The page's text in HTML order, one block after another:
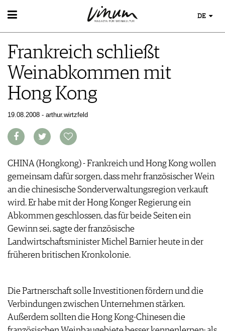
WEIN
WEINSUCHE
GUIDE WEINGÜTER
WINETRADECLUB
WEINE DES MONATS
TRINKREIFETABELLE
CLUB LES DOMAINES
WEINWISSEN
WEINREGIONEN
WEINGESCHICHTE
TIPPS & TRICKS
NEWS
EVENTS
EVENTKALENDER
AWARDS
EVENT-BILDER
ESSEN & TRINKEN
FOOD PAIRING TIPPS
FOOD PAIRING TABELLE
KULINARIK
HOTSPOTS
WEINREISEN
REPORTAGEN
WINEGUIDES
KLARTEXT
EXTRAS
ABO
ARCHIV
VORTEILSWELT
MEDIATHEK
APPS
NEWS
WEINWIRTSCHAFT
WEINSZENE
PORTRAITS
VINOPHILES
ARCHIV
AWARDS
GEWINNSPIELE
VORTEILSWELT
TRINKREIFETABELLE
DE
Frankreich schließt
Weinabkommen mit
Hong Kong
19.08.2008 - arthur.wirtzfeld
CHINA (Hongkong) - Frankreich und Hong Kong wollen
gemeinsam dafür sorgen, dass mehr französischer Wein
an die chinesische Sonderverwaltungsregion verkauft
wird. Er habe mit der Hong Konger Regierung ein
Abkommen geschlossen, das für beide Seiten ein
Gewinn sei, sagte der französische
Landwirtschaftsminister Michel Barnier heute in der
früheren britischen Kronkolonie.
Die Partnerschaft solle Investitionen fördern und die
Verbindungen zwischen Unternehmen stärken.
Außerdem sollten die Hong Kong-Chinesen die